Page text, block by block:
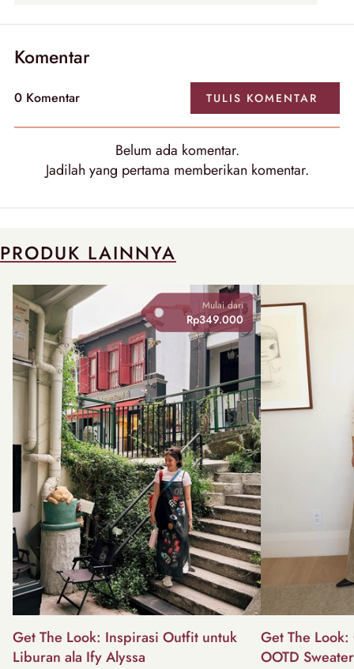
Komentar
0 Komentar TULIS KOMENTAR
Belum ada komentar.
Jadilah yang pertama memberikan komentar.
PRODUK LAINNYA
Mulai dari
Rp349.000
Get The Look: Inspirasi Outfit untuk
Liburan ala Ify Alyssa
Get The
OOTD